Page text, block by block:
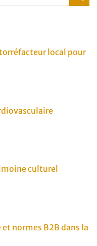
local pour
culturel
normes B2B dans la